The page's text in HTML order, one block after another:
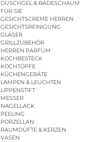
DUSCHGEL & BADESCHAUM
FÜR SIE
GESICHTSCREME HERREN
GESICHTSREINIGUNG
GLÄSER
GRILLZUBEHÖR
HERREN PARFUM
KOCHBESTECK
KOCHTÖPFE
KÜCHENGERÄTE
LAMPEN & LEUCHTEN
LIPPENSTIFT
MESSER
NAGELLACK
PEELING
PORZELLAN
RAUMDÜFTE & KERZEN
VASEN